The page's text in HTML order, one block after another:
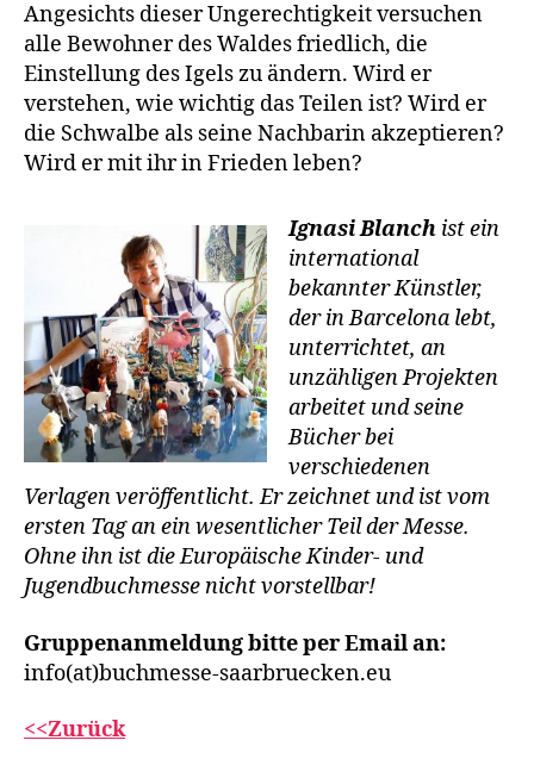
Angesichts dieser Ungerechtigkeit versuchen
alle Bewohner des Waldes friedlich, die
Einstellung des Igels zu ändern. Wird er
verstehen, wie wichtig das Teilen ist? Wird er
die Schwalbe als seine Nachbarin akzeptieren?
Wird er mit ihr in Frieden leben?
Ignasi Blanch ist ein
international
bekannter Künstler,
der in Barcelona lebt,
unterrichtet, an
unzähligen Projekten
arbeitet und seine
Bücher bei
verschiedenen
Verlagen veröffentlicht. Er zeichnet und ist vom
ersten Tag an ein wesentlicher Teil der Messe.
Ohne ihn ist die Europäische Kinder- und
Jugendbuchmesse nicht vorstellbar!
Gruppenanmeldung bitte per Email an:
info(at)buchmesse-saarbruecken.eu
<<Zurück